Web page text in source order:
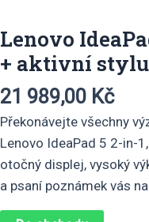
Lenovo
+ aktivní
21 989,00 Kč
Překonávejte všechny
Lenovo IdeaPad 5 2-in-
otočný displej, vysoký
a psaní poznámek vás